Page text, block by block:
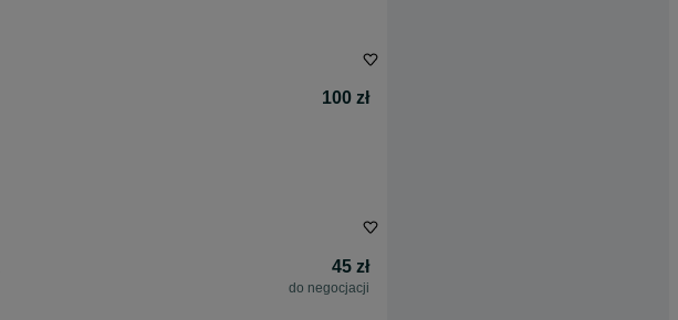
100 zł
45 zł
do negocjacji